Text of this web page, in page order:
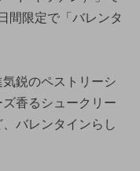
間限定で「バレンタ
鋭のペストリーシ
香るシュークリー
バレンタインらし